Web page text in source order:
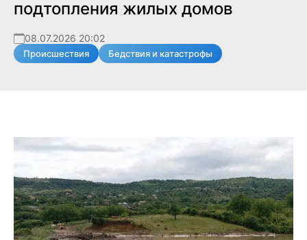
подтопления жилых домов
08.07.2026 20:02
Происшествия Бедствия и катастрофы